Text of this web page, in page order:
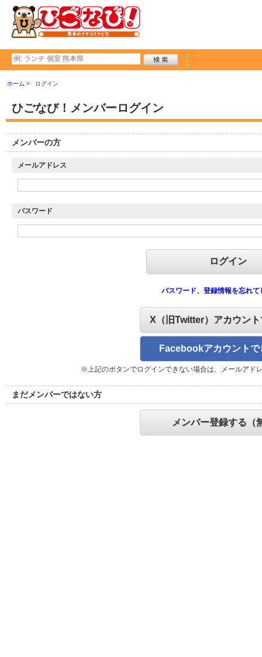
ホーム ログイン
ひごなび！メンバーログイン
メンバーの方
メールアドレス
パスワード
パスワード、登録情報を忘れて
X（旧Twitter）アカウン
Facebookアカウントで
※上記のボタンでログインできない場合は、メールアド
まだメンバーではない方
メンバー登録する（